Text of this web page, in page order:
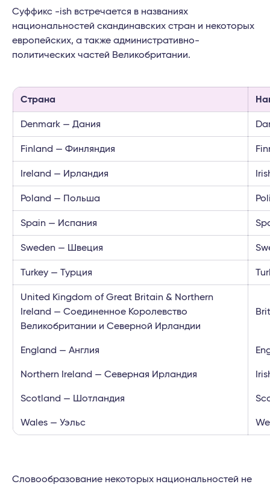
Суффикс -ish встречается в названиях
национальностей скандинавских стран и некоторых
европейских, а также административно-
политических частей Великобритании.
Страна
Denmark — Дания
Finland — Финляндия
Ireland — Ирландия
Poland — Польша
Spain — Испания
Sweden — Швеция
Turkey — Турция
United Kingdom of Great Britain & Northern
Ireland — Соединенное Королевство
Великобритании и Северной Ирландии
England — Англия
Northern Ireland — Северная Ирландия
Scotland — Шотландия
Wales — Уэльс
Словообразование некоторых национальностей не